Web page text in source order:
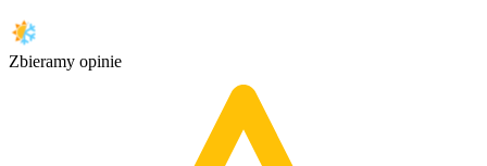
Zbieramy opinie